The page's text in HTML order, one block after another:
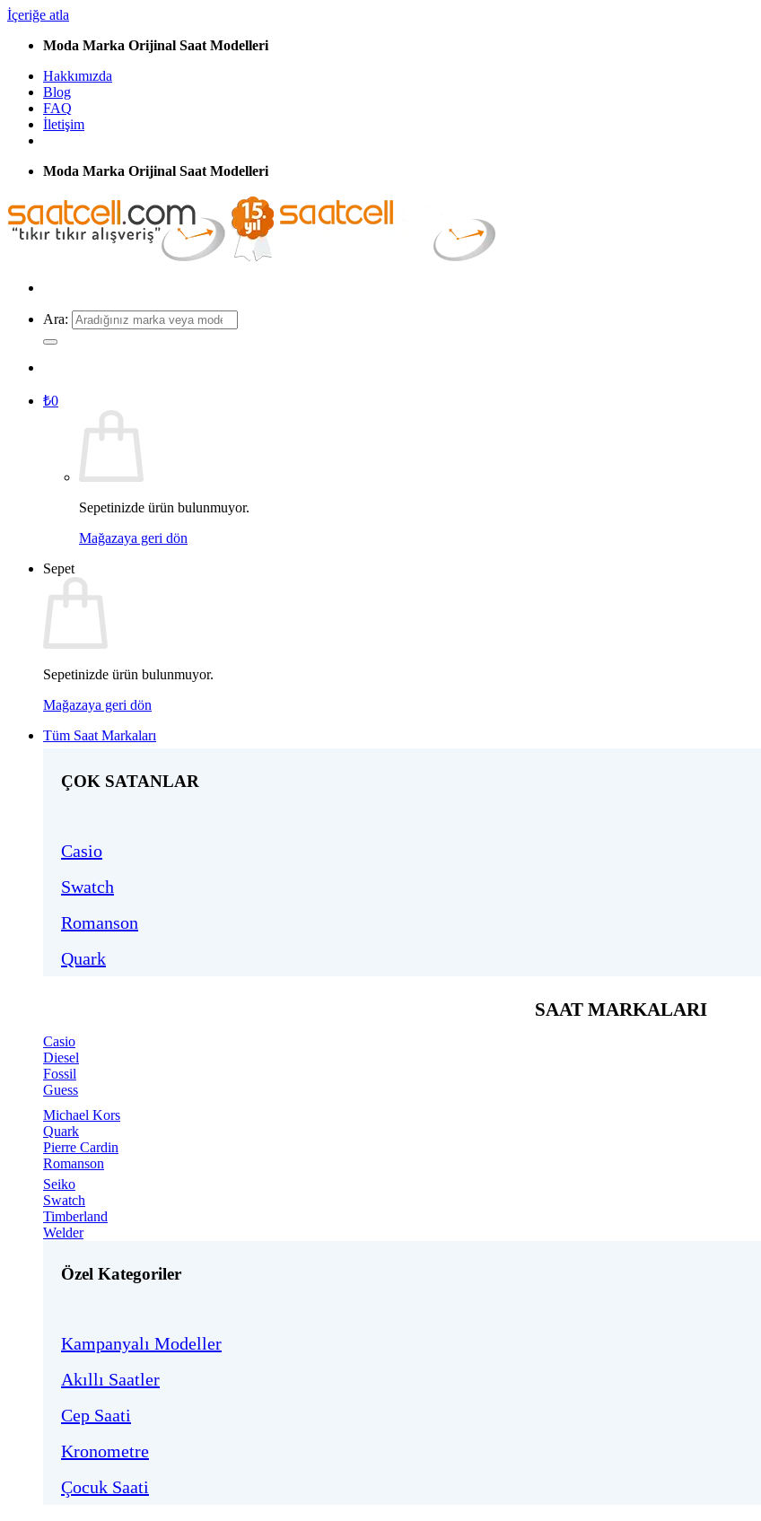
İçeriğe atla
Moda Marka Orijinal Saat Modelleri
Hakkımızda
Blog
FAQ
İletişim
Moda Marka Orijinal Saat Modelleri
Ara:
₺0
Sepetinizde ürün bulunmuyor.
Mağazaya geri dön
Sepet
Sepetinizde ürün bulunmuyor.
Mağazaya geri dön
Tüm Saat Markaları
ÇOK SATANLAR
Casio
Swatch
Romanson
Quark
SAAT MARKALARI
Casio
Diesel
Fossil
Guess
Michael Kors
Quark
Pierre Cardin
Romanson
Seiko
Swatch
Timberland
Welder
Özel Kategoriler
Kampanyalı Modeller
Akıllı Saatler
Cep Saati
Kronometre
Çocuk Saati